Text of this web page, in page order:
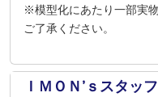
※模型化にあたり一部実
ご了承ください。
ＩＭＯＮ’ｓスタッ